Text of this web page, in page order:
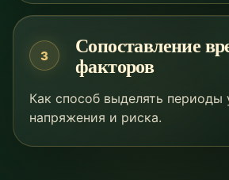
3 Сопоставление
факторов
Как способ выделять периоды
напряжения и риска.